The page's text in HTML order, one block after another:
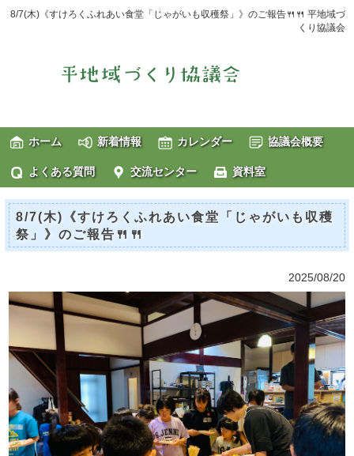
8/7(木)《すけろくふれあい食堂「じゃがいも収穫祭」》のご報告🍴🍴 平地域づ
くり協議会
ホーム 新着情報 カレンダー 協議会概要
よくある質問 交流センター 資料室
8/7(木)《すけろくふれあい食堂「じゃがいも収穫
祭」》のご報告🍴🍴
2025/08/20